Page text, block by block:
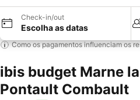
Check-in/out
Escolha as datas
Como os pagamentos influenciam os
ibis budget Marne
Pontault Combault